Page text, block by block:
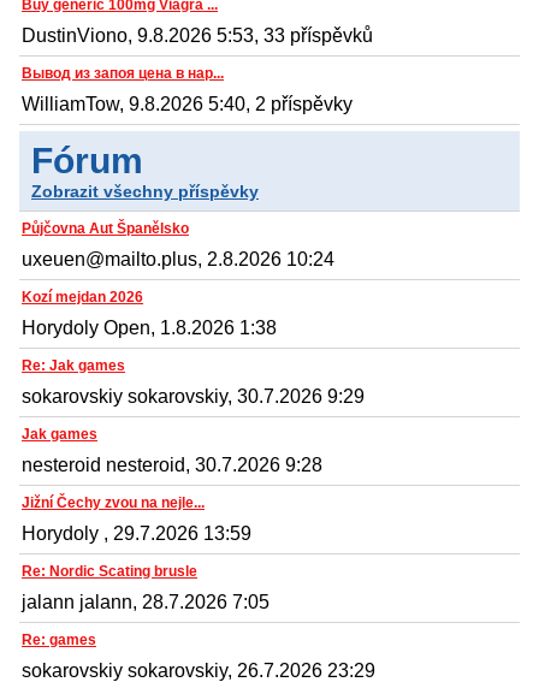
Buy generic 100mg Viagra ...
DustinViono, 9.8.2026 5:53, 33 příspěvků
Вывод из запоя цена в нар...
WilliamTow, 9.8.2026 5:40, 2 příspěvky
Fórum
Zobrazit všechny příspěvky
Půjčovna Aut Španělsko
uxeuen@mailto.plus, 2.8.2026 10:24
Kozí mejdan 2026
Horydoly Open, 1.8.2026 1:38
Re: Jak games
sokarovskiy sokarovskiy, 30.7.2026 9:29
Jak games
nesteroid nesteroid, 30.7.2026 9:28
Jižní Čechy zvou na nejle...
Horydoly , 29.7.2026 13:59
Re: Nordic Scating brusle
jalann jalann, 28.7.2026 7:05
Re: games
sokarovskiy sokarovskiy, 26.7.2026 23:29